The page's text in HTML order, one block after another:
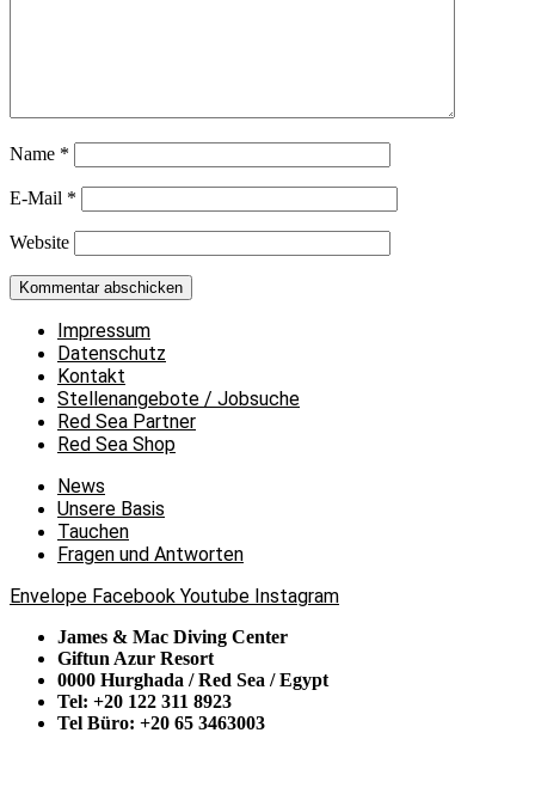
Name *
E-Mail *
Website
Impressum
Datenschutz
Kontakt
Stellenangebote / Jobsuche
Red Sea Partner
Red Sea Shop
News
Unsere Basis
Tauchen
Fragen und Antworten
Envelope Facebook Youtube Instagram
James & Mac Diving Center
Giftun Azur Resort
0000 Hurghada / Red Sea / Egypt
Tel: +20 122 311 8923
Tel Büro: +20 65 3463003